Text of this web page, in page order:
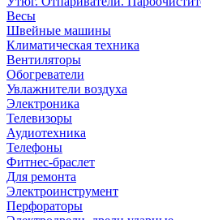
Весы
Швейные машины
Климатическая техника
Вентиляторы
Обогреватели
Увлажнители воздуха
Электроника
Телевизоры
Аудиотехника
Телефоны
Фитнес-браслет
Для ремонта
Электроинструмент
Перфораторы